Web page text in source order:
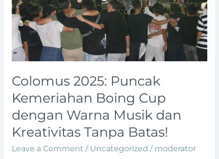
Colomus 2025: Puncak
Kemeriahan Boing Cup
dengan Warna Musik dan
Kreativitas Tanpa Batas!
Leave a Comment / Uncategorized / moderator
Cup
dengan
Warna
Musik
dan
Kreativitas
Tanpa
Batas!